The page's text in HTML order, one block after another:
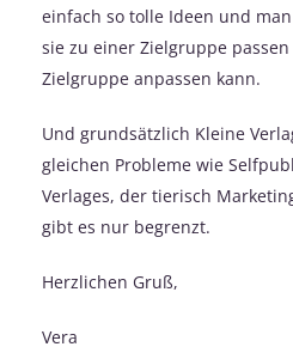
einfach so tolle Ideen und
sie zu einer Zielgruppe
Zielgruppe anpassen kann.
Und grundsätzlich Kleine
gleichen Probleme wie
Verlages, der tierisch
gibt es nur begrenzt.
Herzlichen Gruß,
Vera